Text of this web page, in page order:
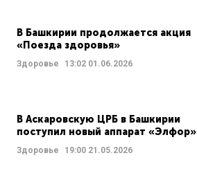
В Башкирии продолжается акция
«Поезда здоровья»
Здоровье 13:02 01.06.2026
В Аскаровскую ЦРБ в Башкирии
поступил новый аппарат «Элфор»
Здоровье 19:00 21.05.2026